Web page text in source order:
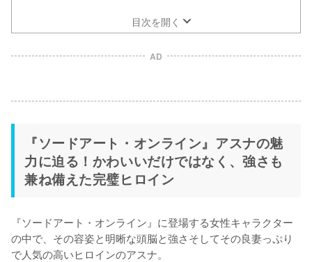
目次を開く
AD
『ソードアート・オンライン』アスナの魅
力に迫る！かわいいだけではなく、強さも
兼ね備えた完璧ヒロイン
『ソードアート・オンライン』に登場する女性キャラクター
の中で、その容姿と明晰な頭脳と強さそしてその良妻っぷり
で人気の高いヒロインのアスナ。